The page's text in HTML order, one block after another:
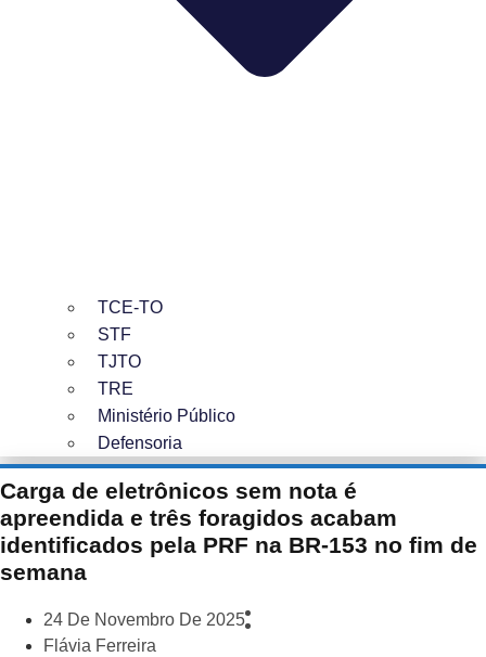
TCE-TO
STF
TJTO
TRE
Ministério Público
Defensoria
Carga de eletrônicos sem nota é
apreendida e três foragidos acabam
identificados pela PRF na BR-153 no fim de
semana
24 De Novembro De 2025
Flávia Ferreira